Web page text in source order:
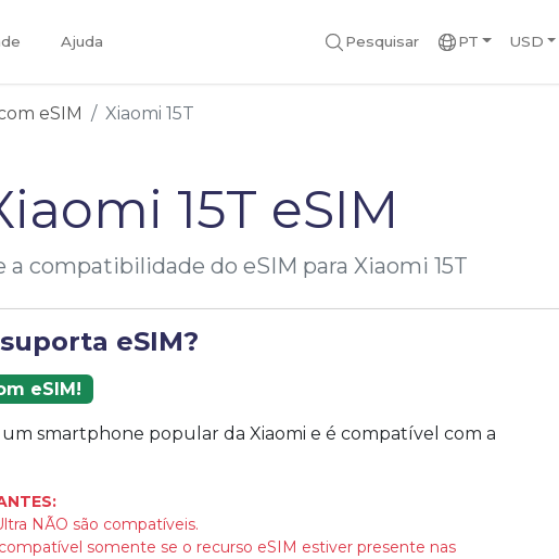
Ajuda Pesquisar PT USD
eSIM Xiaomi 15T
15T eSIM
a compatibilidade do eSIM para Xiaomi 15T
eSIM?
eSIM!
um smartphone popular da Xiaomi e é compatível com a
NÃO são compatíveis.
somente se o recurso eSIM estiver presente nas